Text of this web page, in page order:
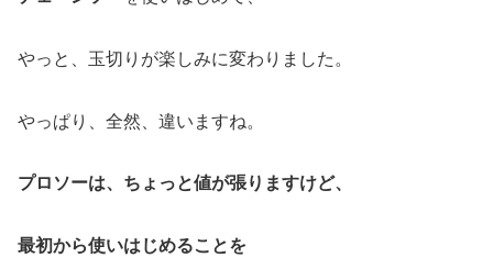
やっと、玉切りが楽しみに変わりました。
やっぱり、全然、違いますね。
プロソーは、ちょっと値が張りますけど、
最初から使いはじめることを